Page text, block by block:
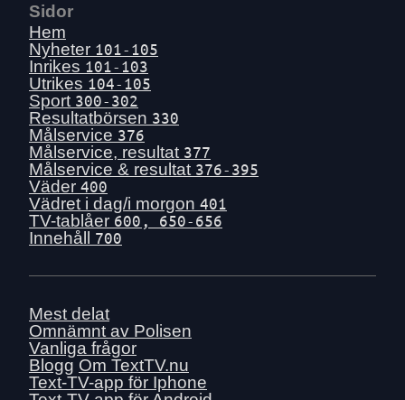
Sidor
Hem
Nyheter 101-105
Inrikes 101-103
Utrikes 104-105
Sport 300-302
Resultatbörsen 330
Målservice 376
Målservice, resultat 377
Målservice & resultat 376-395
Väder 400
Vädret i dag/i morgon 401
TV-tablåer 600, 650-656
Innehåll 700
Mest delat
Omnämnt av Polisen
Vanliga frågor
Blogg Om TextTV.nu
Text-TV-app för Iphone